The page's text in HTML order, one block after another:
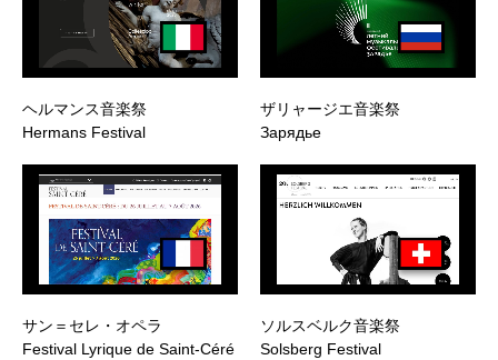
ヘルマンス音楽祭
Hermans Festival
ザリャージエ音楽祭
Зарядье
サン＝セレ・オペラ
Festival Lyrique de Saint-Céré
ソルスベルク音楽祭
Solsberg Festival